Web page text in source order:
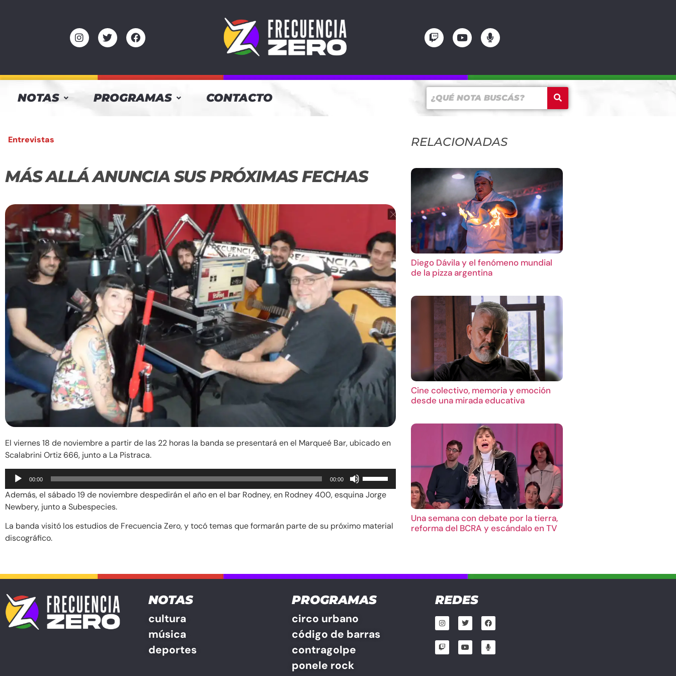
NOTAS PROGRAMAS CONTACTO
Entrevistas
MÁS ALLÁ ANUNCIA SUS PRÓXIMAS FECHAS
El viernes 18 de noviembre a partir de las 22 horas la banda se presentará en el Marqueé Bar, ubicado en
Scalabrini Ortiz 666, junto a La Pistraca.
Reproductor
audio
00:00 00:00
teclas
flecha
el
volumen.
Además, el sábado 19 de noviembre despedirán el año en el bar Rodney, en Rodney 400, esquina Jorge
Newbery, junto a Subespecies.
La banda visitó los estudios de Frecuencia Zero, y tocó temas que formarán parte de su próximo material
discográfico.
RELACIONADAS
Diego Dávila y el fenómeno mundial
de la pizza argentina
Cine colectivo, memoria y emoción
desde una mirada educativa
Una semana con debate por la tierra,
reforma del BCRA y escándalo en TV
NOTAS
cultura
música
deportes
PROGRAMAS
circo urbano
código de barras
contragolpe
ponele rock
REDES